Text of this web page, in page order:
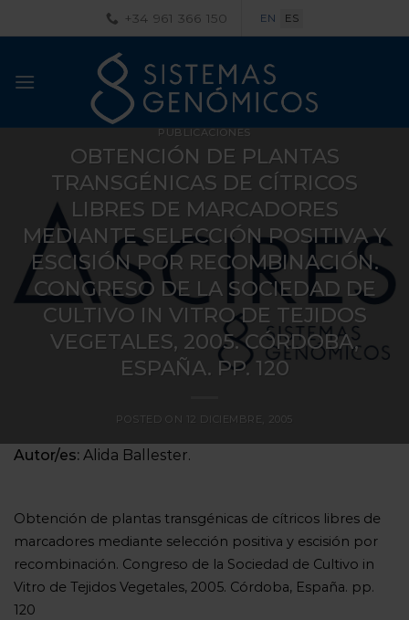
al
+34 961 366 150 EN ES
PUBLICACIONES
OBTENCIÓN DE PLANTAS
TRANSGÉNICAS DE CÍTRICOS
LIBRES DE MARCADORES
MEDIANTE SELECCIÓN POSITIVA Y
ESCISIÓN POR RECOMBINACIÓN.
CONGRESO DE LA SOCIEDAD DE
CULTIVO IN VITRO DE TEJIDOS
VEGETALES, 2005. CÓRDOBA,
ESPAÑA. PP. 120
POSTED ON 12 DICIEMBRE, 2005
Autor/es: Alida Ballester.
Obtención de plantas transgénicas de cítricos libres de
marcadores mediante selección positiva y escisión por
recombinación. Congreso de la Sociedad de Cultivo in
Vitro de Tejidos Vegetales, 2005. Córdoba, España. pp.
120